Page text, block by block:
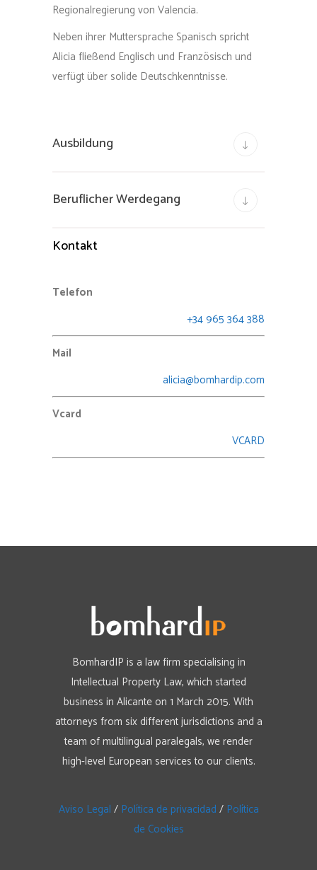
Regionalregierung von Valencia.
Neben ihrer Muttersprache Spanisch spricht
Alicia fließend Englisch und Französisch und
verfügt über solide Deutschkenntnisse.
Ausbildung
Beruflicher Werdegang
Kontakt
Telefon
+34 965 364 388
Mail
alicia@bomhardip.com
Vcard
VCARD
BomhardIP is a law firm specialising in
Intellectual Property Law, which started
business in Alicante on 1 March 2015. With
attorneys from six different jurisdictions and a
team of multilingual paralegals, we render
high-level European services to our clients.
Aviso Legal / Política de privacidad / Política
de Cookies